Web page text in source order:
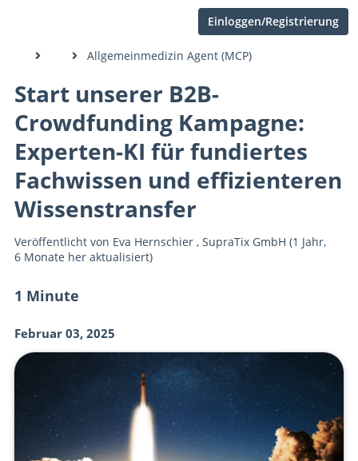
Einloggen/Registrierung
Allgemeinmedizin Agent (MCP)
1 Minute
Februar 03, 2025
Start unserer B2B-
Crowdfunding Kampagne:
Experten-KI für fundiertes
Fachwissen und effizienteren
Wissenstransfer
Veröffentlicht von Eva Hernschier, SupraTix GmbH (1 Jahr,
6 Monate her aktualisiert)